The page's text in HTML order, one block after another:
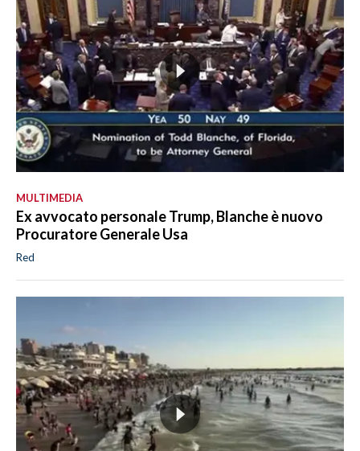
MULTIMEDIA
Ex avvocato personale Trump, Blanche è nuovo
Procuratore Generale Usa
Red